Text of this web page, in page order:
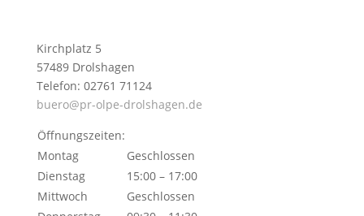
Kirchplatz 5
57489 Drolshagen
Telefon: 02761 71124
buero@pr-olpe-drolshagen.de
Öffnungszeiten:
Montag
Geschlossen
Dienstag
15:00 – 17:00
Mittwoch
Geschlossen